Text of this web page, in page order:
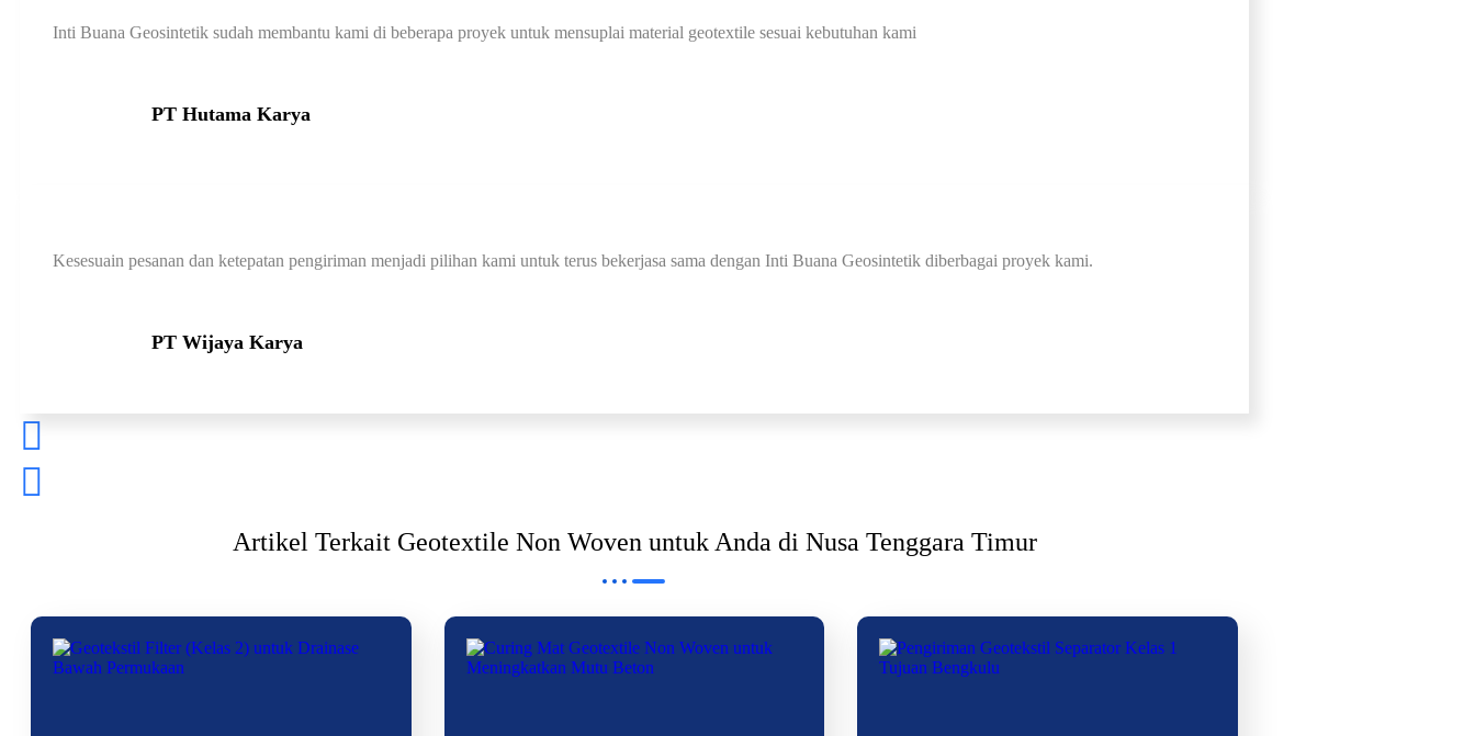
Inti Buana Geosintetik sudah membantu kami di beberapa proyek untuk mensuplai material geotextile sesuai kebutuhan kami
PT Hutama Karya
Kesesuain pesanan dan ketepatan pengiriman menjadi pilihan kami untuk terus bekerjasa sama dengan Inti Buana Geosintetik diberbagai proyek kami.
PT Wijaya Karya
Artikel Terkait Geotextile Non Woven untuk Anda di Nusa Tenggara Timur